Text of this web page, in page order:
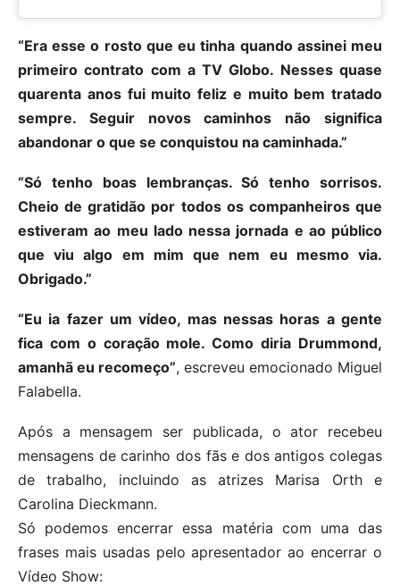
“Era esse o rosto que eu tinha quando assinei meu
primeiro contrato com a TV Globo. Nesses quase
quarenta anos fui muito feliz e muito bem tratado
sempre. Seguir novos caminhos não significa
abandonar o que se conquistou na caminhada.”
“Só tenho boas lembranças. Só tenho sorrisos.
Cheio de gratidão por todos os companheiros que
estiveram ao meu lado nessa jornada e ao público
que viu algo em mim que nem eu mesmo via.
Obrigado.”
“Eu ia fazer um vídeo, mas nessas horas a gente
fica com o coração mole. Como diria Drummond,
amanhã eu recomeço”, escreveu emocionado Miguel
Falabella.
Após a mensagem ser publicada, o ator recebeu
mensagens de carinho dos fãs e dos antigos colegas
de trabalho, incluindo as atrizes Marisa Orth e
Carolina Dieckmann.
Só podemos encerrar essa matéria com uma das
frases mais usadas pelo apresentador ao encerrar o
Vídeo Show: